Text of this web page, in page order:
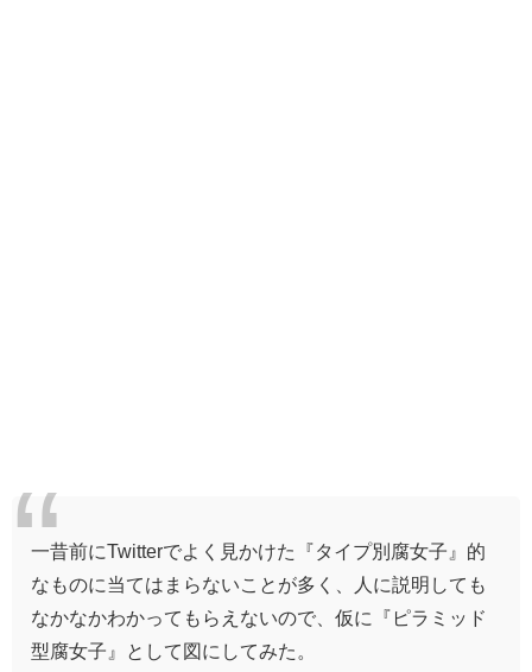
一昔前にTwitterでよく見かけた『タイプ別腐女子』的
なものに当てはまらないことが多く、人に説明しても
なかなかわかってもらえないので、仮に『ピラミッド
型腐女子』として図にしてみた。